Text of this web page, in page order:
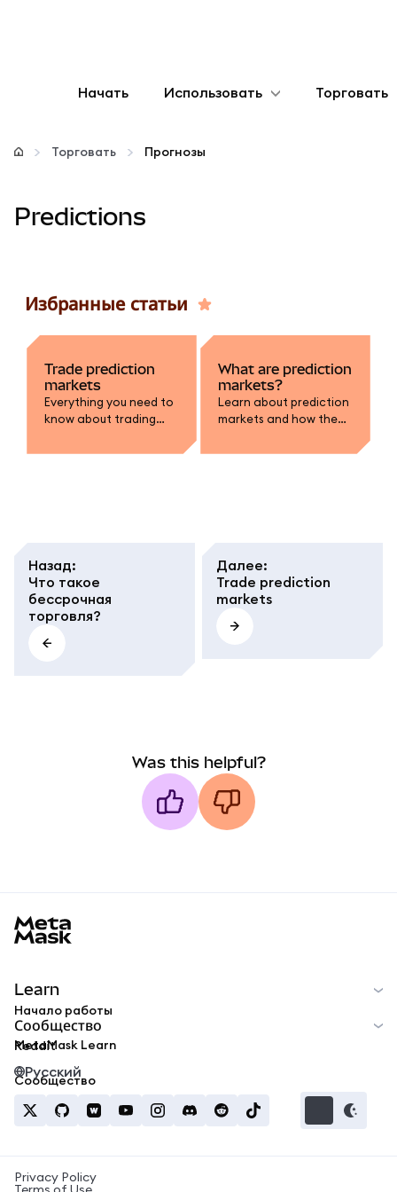
Начать Использовать
Настроить
Оставайтесь в безопасности
Торговать
Торговать Прогнозы
Predictions
Избранные статьи
Trade prediction
markets
Everything you need to
know about trading
MetaMask.
What are prediction
markets?
Learn about prediction
markets and how they
Назад:
Что такое
бессрочная
торговля?
Далее:
Trade prediction
markets
Was this helpful?
Learn
Начало работы
MetaMask Learn
Сообщество
Reddit
Сообщество
Русский
Privacy Policy